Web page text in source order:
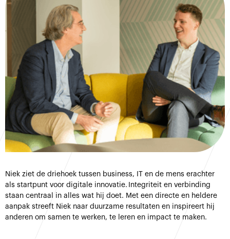
Niek ziet de driehoek tussen business, IT en de mens erachter
als startpunt voor digitale innovatie. Integriteit en verbinding
staan centraal in alles wat hij doet. Met een directe en heldere
aanpak streeft Niek naar duurzame resultaten en inspireert hij
anderen om samen te werken, te leren en impact te maken.